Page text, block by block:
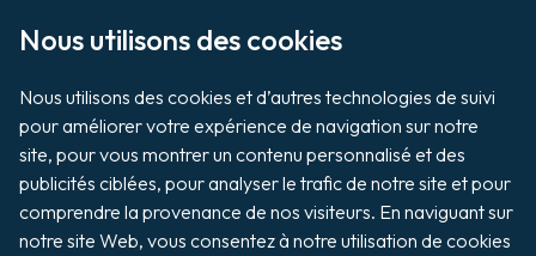
Nous utilisons des cookies
Nous utilisons des cookies et d’autres technologies de suivi
pour améliorer votre expérience de navigation sur notre
site, pour vous montrer un contenu personnalisé et des
publicités ciblées, pour analyser le trafic de notre site et pour
comprendre la provenance de nos visiteurs. En naviguant sur
notre site Web, vous consentez à notre utilisation de cookies
Footer
Vente aux enchères de biens
Organiser un évènement